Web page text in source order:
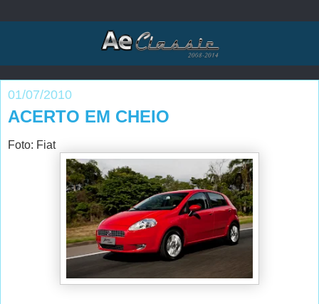
01/07/2010
ACERTO EM CHEIO
Foto: Fiat